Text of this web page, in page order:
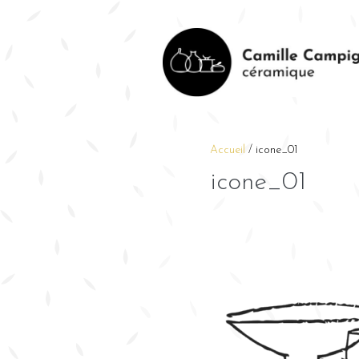
Accueil / icone_01
icone_01